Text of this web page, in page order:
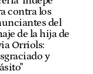
contra los
del
de la hija de
Orriols:
y